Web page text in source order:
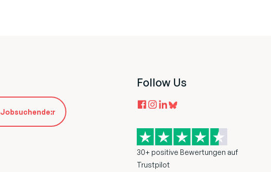
Jobsuchende:r
Follow Us
30+ positive Bewertungen auf
Trustpilot